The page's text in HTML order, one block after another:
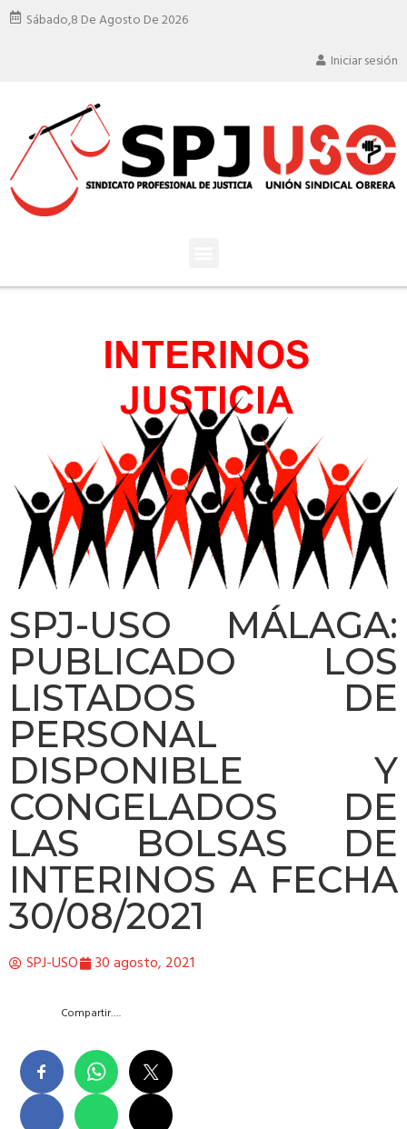
Sábado,8 De Agosto De 2026
Iniciar sesión
SPJ-USO MÁLAGA:
PUBLICADO LOS
LISTADOS DE
PERSONAL
DISPONIBLE Y
CONGELADOS DE
LAS BOLSAS DE
INTERINOS A FECHA
30/08/2021
SPJ-USO 30 agosto, 2021
Compartir….